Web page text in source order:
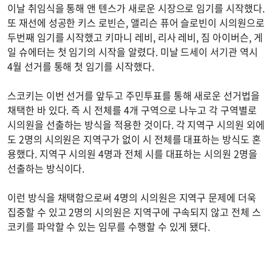
이날 취임식을 통해 앤 텐스가 새로운 시장으로 임기를 시작했다.
또 재선에 성공한 키스 로빈슨, 앨리슨 퓨어 슬로빈이 시의원으로
두번째 임기를 시작했고 키마니 레비, 리사 레비, 짐 아이버슨, 게
일 슈에터는 첫 임기의 시작을 알렸다. 미날 드세이 서기관 역시
4월 선거를 통해 첫 임기를 시작했다.
스코키는 이번 선거를 앞두고 주민투표를 통해 새로운 선거법을
채택한 바 있다. 즉 시 전체를 4개 구역으로 나누고 각 구역별로
시의원을 선출하는 방식을 적용한 것이다. 각 지역구 시의원 외에
도 2명의 시의원은 지역구가 없이 시 전체를 대표하는 방식도 혼
용했다. 지역구 시의원 4명과 전체 시를 대표하는 시의원 2명을
선출하는 방식이다.
이런 방식을 채택함으로써 4명의 시의원은 지역구 문제에 더욱
집중할 수 있고 2명의 시의원은 지역구에 구속되지 않고 전체 스
코키를 파악할 수 있는 임무를 수행할 수 있게 됐다.